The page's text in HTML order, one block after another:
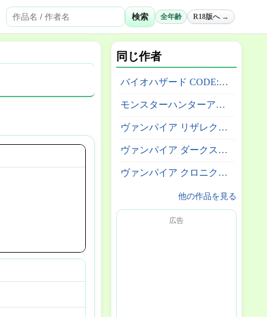
検索 全年齢 R18版へ →
同じ作者
バイオハザード CODE:Veronica
モンスターハンターアウトランダーズ
ヴァンパイア リザレクション
ヴァンパイア ダークストーカーズコレウション
ヴァンパイア クロニクル ザ カオスタワー
他の作品を見る
広告